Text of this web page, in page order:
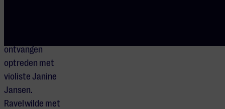
ontvangen
optreden met
violiste Janine
Jansen.
Ravel wilde met